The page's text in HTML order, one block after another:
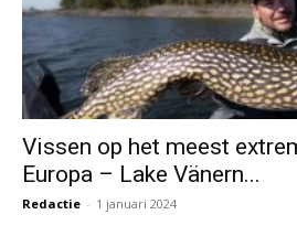
Vissen op het meest
Europa – Lake Vänern...
Redactie - 1 januari 2024